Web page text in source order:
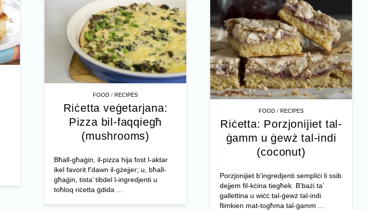
FOOD /RECIPES
Riċetta veġetarjana:
Pizza bil-faqqiegħ
(mushrooms)
Bħall-għaġin, il-pizza hija fost l-aktar
ikel favorit f’dawn il-gżejjer; u, bħall-
għaġin, tista’ tibdel l-ingredjenti u
toħloq riċetta ġdida ...
FOOD /RECIPES
Riċetta: Porzjonijiet tal-
ġamm u ġewż tal-indi
(coconut)
Porzjonijiet b’ingredjenti sempliċi li ssib
dejjem fil-kċina tiegħek. B’bażi ta’
gallettina u wiċċ tal-ġewż tal-indi
flimkien mat-togħma tal-ġamm ...